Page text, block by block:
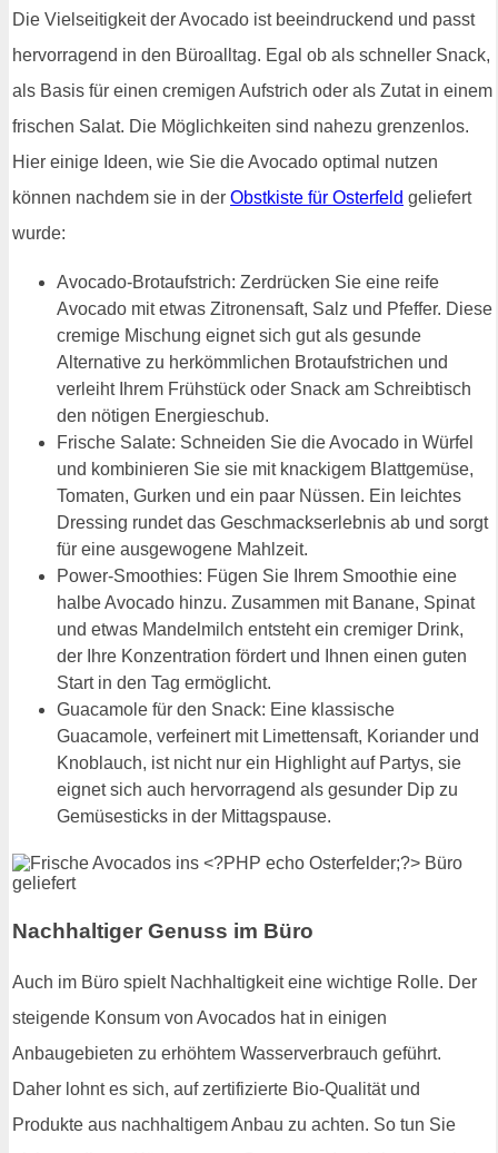
Die Vielseitigkeit der Avocado ist beeindruckend und passt
hervorragend in den Büroalltag. Egal ob als schneller Snack,
als Basis für einen cremigen Aufstrich oder als Zutat in einem
frischen Salat. Die Möglichkeiten sind nahezu grenzenlos.
Hier einige Ideen, wie Sie die Avocado optimal nutzen
können nachdem sie in der Obstkiste für Osterfeld geliefert
wurde:
Avocado-Brotaufstrich: Zerdrücken Sie eine reife
Avocado mit etwas Zitronensaft, Salz und Pfeffer. Diese
cremige Mischung eignet sich gut als gesunde
Alternative zu herkömmlichen Brotaufstrichen und
verleiht Ihrem Frühstück oder Snack am Schreibtisch
den nötigen Energieschub.
Frische Salate: Schneiden Sie die Avocado in Würfel
und kombinieren Sie sie mit knackigem Blattgemüse,
Tomaten, Gurken und ein paar Nüssen. Ein leichtes
Dressing rundet das Geschmackserlebnis ab und sorgt
für eine ausgewogene Mahlzeit.
Power-Smoothies: Fügen Sie Ihrem Smoothie eine
halbe Avocado hinzu. Zusammen mit Banane, Spinat
und etwas Mandelmilch entsteht ein cremiger Drink,
der Ihre Konzentration fördert und Ihnen einen guten
Start in den Tag ermöglicht.
Guacamole für den Snack: Eine klassische
Guacamole, verfeinert mit Limettensaft, Koriander und
Knoblauch, ist nicht nur ein Highlight auf Partys, sie
eignet sich auch hervorragend als gesunder Dip zu
Gemüsesticks in der Mittagspause.
Nachhaltiger Genuss im Büro
Auch im Büro spielt Nachhaltigkeit eine wichtige Rolle. Der
steigende Konsum von Avocados hat in einigen
Anbaugebieten zu erhöhtem Wasserverbrauch geführt.
Daher lohnt es sich, auf zertifizierte Bio-Qualität und
Produkte aus nachhaltigem Anbau zu achten. So tun Sie